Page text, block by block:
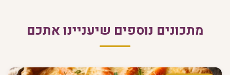
מתכונים נוספים שיעניינו אתכם